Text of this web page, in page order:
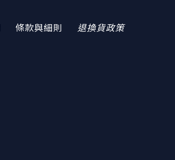
條款與細則 退換貨政策